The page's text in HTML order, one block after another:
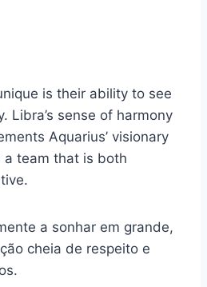
is their ability to see
Libra’s sense of harmony
Aquarius’ visionary
a team that is both
a sonhar em grande,
cheia de respeito e